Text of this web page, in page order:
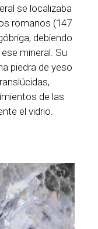
se localizaba
romanos (147
debiendo
mineral. Su
piedra de yeso
de las
el vidrio.